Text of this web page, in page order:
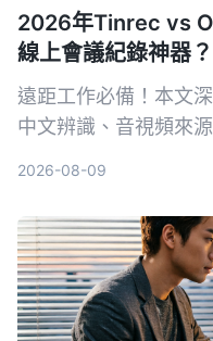
2026年Tinrec vs
線上會議紀錄神器？
遠距工作必備！本文
中文辨識、音視頻來
2026-08-09